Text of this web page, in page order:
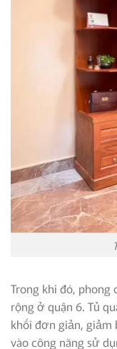
Trong khi đó,
rộng ở quận 6. Tủ
khối đơn giản,
vào công năng sử